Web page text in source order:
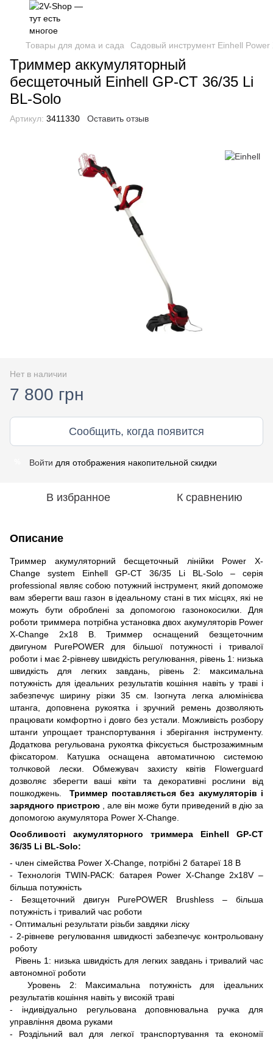
Товары для дома и сада Садовый инструмент Einhell Power
Триммер аккумуляторный
бесщеточный Einhell GP-CT 36/35 Li
BL-Solo
Артикул: 3411330 Оставить отзыв
Нет в наличии
7 800 грн
Сообщить, когда появится
Войти для отображения накопительной скидки
В избранное К сравнению
Описание
Триммер акумуляторний бесщеточный лінійки Power X-
Change system Einhell GP-CT 36/35 Li BL-Solo – серія
professional являє собою потужний інструмент, який допоможе
вам зберегти ваш газон в ідеальному стані в тих місцях, які не
можуть бути оброблені за допомогою газонокосилки. Для
роботи триммера потрібна установка двох акумуляторів Power
X-Change 2х18 В. Триммер оснащений безщеточним
двигуном PurePOWER для більшої потужності і тривалої
роботи і має 2-рівневу швидкість регулювання, рівень 1: низька
швидкість для легких завдань, рівень 2: максимальна
потужність для ідеальних результатів кошіння навіть у траві і
забезпечує ширину різки 35 см. Ізогнута легка алюмінієва
штанга, доповнена рукоятка і зручний ремень дозволяють
працювати комфортно і довго без устали. Можливість розбору
штанги упрощает транспортування і зберігання інструменту.
Додаткова регульована рукоятка фіксується быстрозажимным
фіксатором. Катушка оснащена автоматичною системою
толчковой лески. Обмежувач захисту квітів Flowerguard
дозволяє зберегти ваші квіти та декоративні рослини від
пошкоджень. Триммер поставляється без акумуляторів і
зарядного пристрою , але він може бути приведений в дію за
допомогою акумулятора Power X-Change.
Особливості акумуляторного триммера Einhell GP-CT
36/35 Li BL-Solo:
- член сімейства Power X-Change, потрібні 2 батареї 18 В
- Технологія TWIN-PACK: батарея Power X-Change 2x18V –
більша потужність
- Безщеточний двигун PurePOWER Brushless – більша
потужність і тривалий час роботи
- Оптимальні результати різьби завдяки ліску
- 2-рівневе регулювання швидкості забезпечує контрольовану
роботу
Рівень 1: низька швидкість для легких завдань і тривалий час
автономної роботи
Уровень 2: Максимальна потужність для ідеальних
результатів кошіння навіть у високій траві
- індивідуально регульована доповнювальна ручка для
управління двома руками
- Роздільний вал для легкої транспортування та економії